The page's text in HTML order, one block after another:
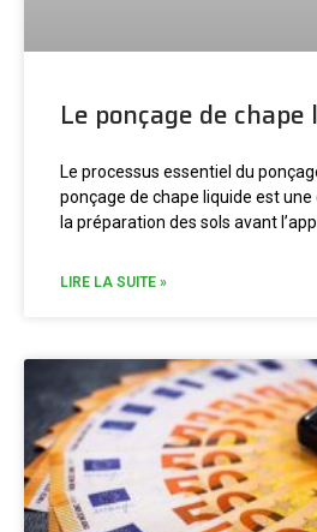
Le ponçage de
Le processus essentiel du
ponçage de chape liquide est
la préparation des sols avant
LIRE LA SUITE »